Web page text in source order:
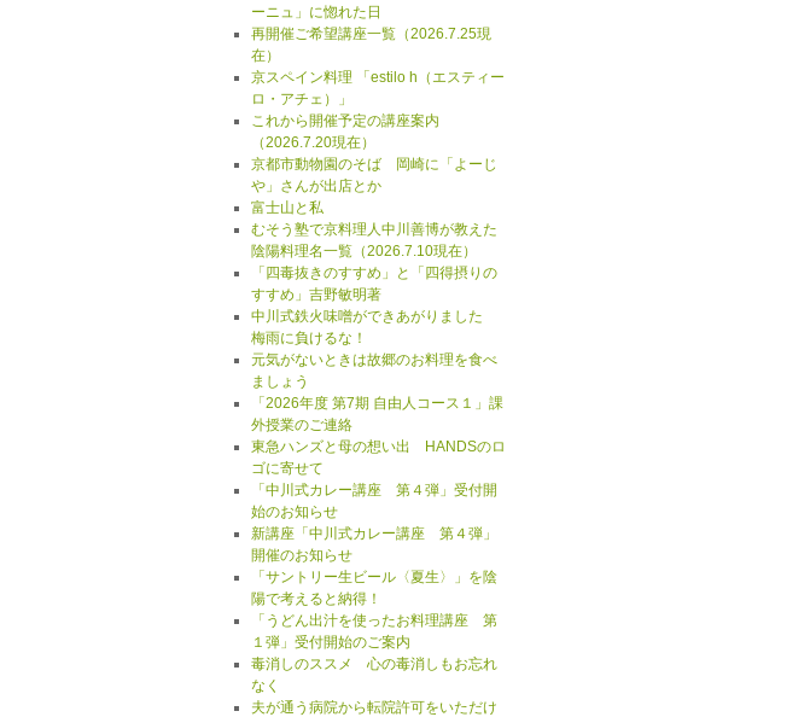
ーニュ」に惚れた日
再開催ご希望講座一覧（2026.7.25現
在）
京スペイン料理 「estilo h（エスティー
ロ・アチェ）」
これから開催予定の講座案内
（2026.7.20現在）
京都市動物園のそば 岡崎に「よーじ
や」さんが出店とか
富士山と私
むそう塾で京料理人中川善博が教えた
陰陽料理名一覧（2026.7.10現在）
「四毒抜きのすすめ」と「四得摂りの
すすめ」吉野敏明著
中川式鉄火味噌ができあがりました
梅雨に負けるな！
元気がないときは故郷のお料理を食べ
ましょう
「2026年度 第7期 自由人コース１」課
外授業のご連絡
東急ハンズと母の想い出 HANDSのロ
ゴに寄せて
「中川式カレー講座 第４弾」受付開
始のお知らせ
新講座「中川式カレー講座 第４弾」
開催のお知らせ
「サントリー生ビール〈夏生〉」を陰
陽で考えると納得！
「うどん出汁を使ったお料理講座 第
１弾」受付開始のご案内
毒消しのススメ 心の毒消しもお忘れ
なく
夫が通う病院から転院許可をいただけ